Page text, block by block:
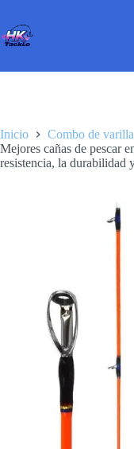
contenido
Inicio
Combo de varilla
Mejores cañas de pescar
resistencia, la durabilidad